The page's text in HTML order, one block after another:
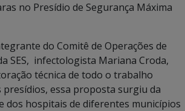
no Presídio de Segurança Máxima
do Comitê de Operações de
SES, infectologista Mariana Croda,
técnica de todo o trabalho
essa proposta surgiu da
dos hospitais de diferentes municípios